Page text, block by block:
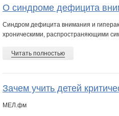
О синдроме дефицита
Синдром дефицита внимания и
хроническими, распространяющими
Читать полностью
Зачем учить детей
МЕЛ.фм